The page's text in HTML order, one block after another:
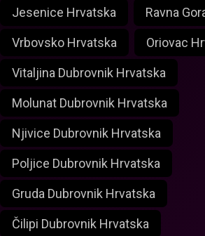
Jesenice Hrvatska Ravna
Vrbovsko Hrvatska Oriovac
Vitaljina Dubrovnik Hrvatska
Molunat Dubrovnik Hrvatska
Njivice Dubrovnik Hrvatska
Poljice Dubrovnik Hrvatska
Gruda Dubrovnik Hrvatska
Čilipi Dubrovnik Hrvatska